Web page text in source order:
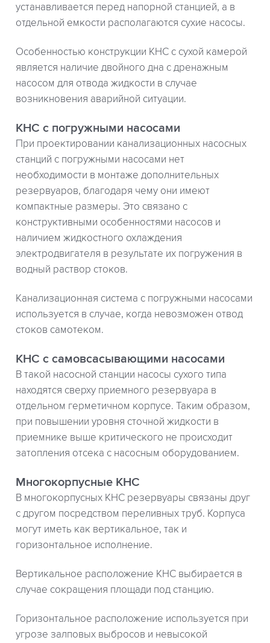
устанавливается перед напорной станцией, а в
отдельной емкости располагаются сухие насосы.
Особенностью конструкции КНС с сухой камерой
является наличие двойного дна с дренажным
насосом для отвода жидкости в случае
возникновения аварийной ситуации.
КНС с погружными насосами
При проектировании канализационных насосных
станций с погружными насосами нет
необходимости в монтаже дополнительных
резервуаров, благодаря чему они имеют
компактные размеры. Это связано с
конструктивными особенностями насосов и
наличием жидкостного охлаждения
электродвигателя в результате их погружения в
водный раствор стоков.
Канализационная система с погружными насосами
используется в случае, когда невозможен отвод
стоков самотеком.
КНС с самовсасывающими насосами
В такой насосной станции насосы сухого типа
находятся сверху приемного резервуара в
отдельном герметичном корпусе. Таким образом,
при повышении уровня сточной жидкости в
приемнике выше критического не происходит
затопления отсека с насосным оборудованием.
Многокорпусные КНС
В многокорпусных КНС резервуары связаны друг
с другом посредством переливных труб. Корпуса
могут иметь как вертикальное, так и
горизонтальное исполнение.
Вертикальное расположение КНС выбирается в
случае сокращения площади под станцию.
Горизонтальное расположение используется при
угрозе залповых выбросов и невысокой